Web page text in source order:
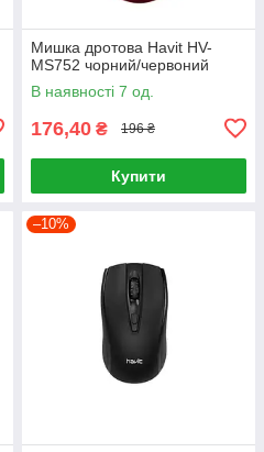
Мишка дротова Havit HV-
MS752 чорний/червоний
В наявності 7 од.
176,40 ₴ 196 ₴
Купити
–10%